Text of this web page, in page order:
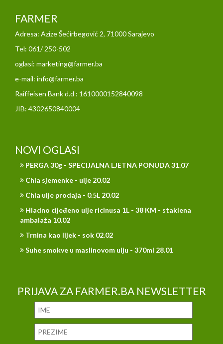
FARMER
Adresa: Azize Šećirbegović 2, 71000 Sarajevo
Tel: 061/ 250-502
oglasi: marketing@farmer.ba
e-mail: info@farmer.ba
Raiffeisen Bank d.d : 1610000152840098
JIB: 4302650840004
NOVI OGLASI
PERGA 30g - SPECIJALNA LJETNA PONUDA 31.07
Chia sjemenke - ulje 20.02
Chia ulje prodaja - 0.5L 20.02
Hladno cijeđeno ulje ricinusa 1L - 38 KM - staklena
ambalaža 10.02
Trnina kao lijek - sok 02.02
Suhe smokve u maslinovom ulju - 370ml 28.01
PRIJAVA ZA FARMER.BA NEWSLETTER